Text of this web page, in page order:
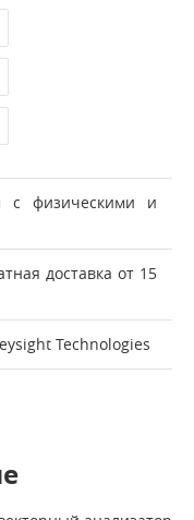
с физическими и
доставка от 15
Technologies